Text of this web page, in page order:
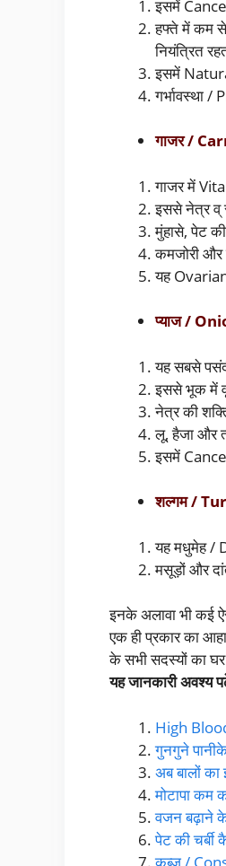
इसमें
हफ्ते में कम से
नियंत्रित
इसमें
गर्भावस्था
गाजर /
गाजर में
इससे नेत्र व्
मुंहासे, पेट
कमजोरी और
यह
प्याज /
यह सबसे
इससे भूक में
नेत्र की
लू, हैजा और
इसमें
शल्गम /
यह मधुमेह /
मसूड़ों और
इनके अलावा भी कई
एक ही प्रकार का
के सभी सदस्यों का
यह जानकारी अवश्य
High
गुनगुने
अब बालों
मोटापा कम
वजन बढ़ाने
पेट की
कब्ज /